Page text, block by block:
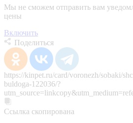
Мы не сможем отправить вам
цены
Включить
Поделиться
https://kinpet.ru/card/voronezh/sobaki/
buldoga-122036/?
Ссылка скопирована